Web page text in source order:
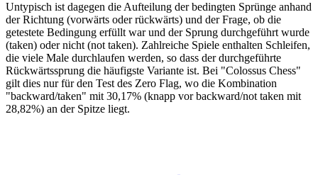
Untypisch ist dagegen die Aufteilung der bedingten Sprünge anhand
der Richtung (vorwärts oder rückwärts) und der Frage, ob die
getestete Bedingung erfüllt war und der Sprung durchgeführt wurde
(taken) oder nicht (not taken). Zahlreiche Spiele enthalten Schleifen,
die viele Male durchlaufen werden, so dass der durchgeführte
Rückwärtssprung die häufigste Variante ist. Bei "Colossus Chess"
gilt dies nur für den Test des Zero Flag, wo die Kombination
"backward/taken" mit 30,17% (knapp vor backward/not taken mit
28,82%) an der Spitze liegt.